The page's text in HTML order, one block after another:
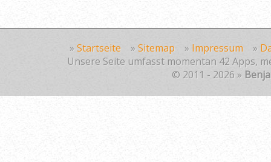
» Startseite » Sitemap » Impressum »
Unsere Seite umfasst momentan 42 Apps,
© 2011 - 2026 »